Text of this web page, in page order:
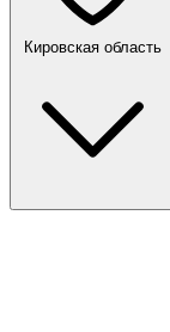
Кировская область